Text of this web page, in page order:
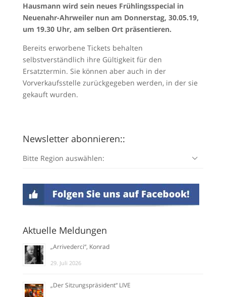
Hausmann wird sein neues Frühlingsspecial in
Neuenahr-Ahrweiler nun am Donnerstag, 30.05.19,
um 19.30 Uhr, am selben Ort präsentieren.
Bereits erworbene Tickets behalten
selbstverständlich ihre Gültigkeit für den
Ersatztermin. Sie können aber auch in der
Vorverkaufsstelle zurückgegeben werden, in der sie
gekauft wurden.
Newsletter abonnieren::
Bitte Region auswählen:
Aktuelle Meldungen
„Arrivederci“, Konrad
29. Juli 2026
„Der Sitzungspräsident“ LIVE